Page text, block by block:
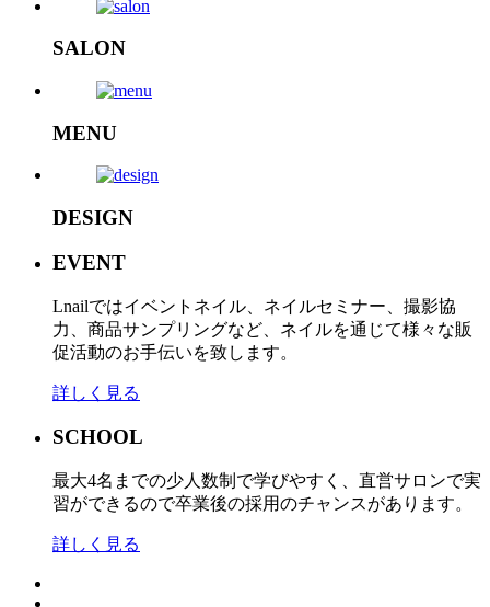
SALON
MENU
DESIGN
EVENT
Lnailではイベントネイル、ネイルセミナー、撮影協
力、商品サンプリングなど、ネイルを通じて様々な販
促活動のお手伝いを致します。
詳しく見る
SCHOOL
最大4名までの少人数制で学びやすく、直営サロンで実
習ができるので卒業後の採用のチャンスがあります。
詳しく見る